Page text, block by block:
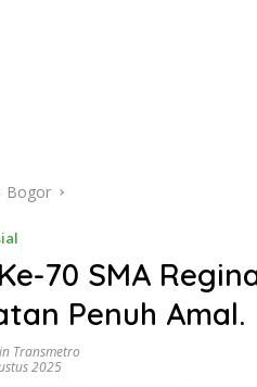
Bogor
70 SMA
Penuh Amal.
Transmetro
2025